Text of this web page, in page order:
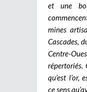
et une
mines
Cascades,
Centre-
répertoriés.
qu’est l’or,
ce sens